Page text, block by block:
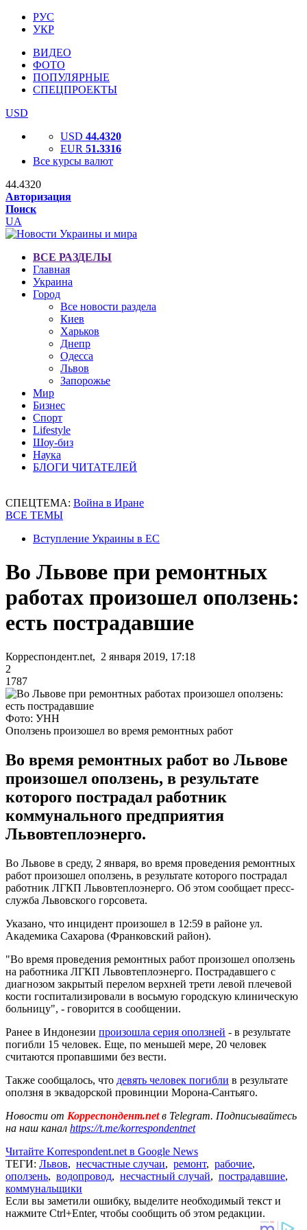
РУС
УКР
ВИДЕО
ФОТО
ПОПУЛЯРНЫЕ
СПЕЦПРОЕКТЫ
USD
USD 44.4320
EUR 51.3316
Все курсы валют
44.4320
Авторизация
Поиск
UA
ВСЕ РАЗДЕЛЫ
Главная
Украина
Город
Все новости раздела
Киев
Харьков
Днепр
Одесса
Львов
Запорожье
Мир
Бизнес
Спорт
Lifestyle
Шоу-биз
Наука
БЛОГИ ЧИТАТЕЛЕЙ
СПЕЦТЕМА: Война в Иране
ВСЕ ТЕМЫ
Вступление Украины в ЕС
Во Львове при ремонтных
работах произошел оползень:
есть пострадавшие
Корреспондент.net, 2 января 2019, 17:18
2
1787
Фото: УНН
Оползень произошел во время ремонтных работ
Во время ремонтных работ во Львове
произошел оползень, в результате
которого пострадал работник
коммунального предприятия
Львовтеплоэнерго.
Во Львове в среду, 2 января, во время проведения ремонтных
работ произошел оползень, в результате которого пострадал
работник ЛГКП Львовтеплоэнерго. Об этом сообщает пресс-
служба Львовского горсовета.
Указано, что инцидент произошел в 12:59 в районе ул.
Академика Сахарова (Франковский район).
"Во время проведения ремонтных работ произошел оползень
на работника ЛГКП Львовтеплоэнерго. Пострадавшего с
диагнозом закрытый перелом верхней трети левой плечевой
кости госпитализировали в восьмую городскую клиническую
больницу", - говорится в сообщении.
Ранее в Индонезии произошла серия оползней - в результате
погибли 15 человек. Еще, по меньшей мере, 20 человек
считаются пропавшими без вести.
Также сообщалось, что девять человек погибли в результате
оползня в эквадорской провинции Морона-Сантьяго.
Новости от Корреспондент.netв Telegram. Подписывайтесь
на наш канал https://t.me/korrespondentnet
Читайте Korrespondent.net в Google News
ТЕГИ: Львов, несчастные случаи, ремонт, рабочие,
оползень, водопровод, несчастный случай, пострадавшие,
коммунальщики
Если вы заметили ошибку, выделите необходимый текст и
нажмите Ctrl+Enter, чтобы сообщить об этом редакции.